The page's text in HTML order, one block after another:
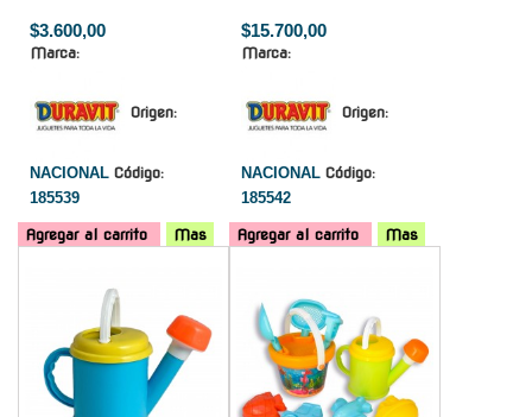
$3.600,00
Marca:
Origen:
NACIONAL Código:
185539
Agregar al carrito Mas
$15.700,00
Marca:
Origen:
NACIONAL Código:
185542
Agregar al carrito
Mas